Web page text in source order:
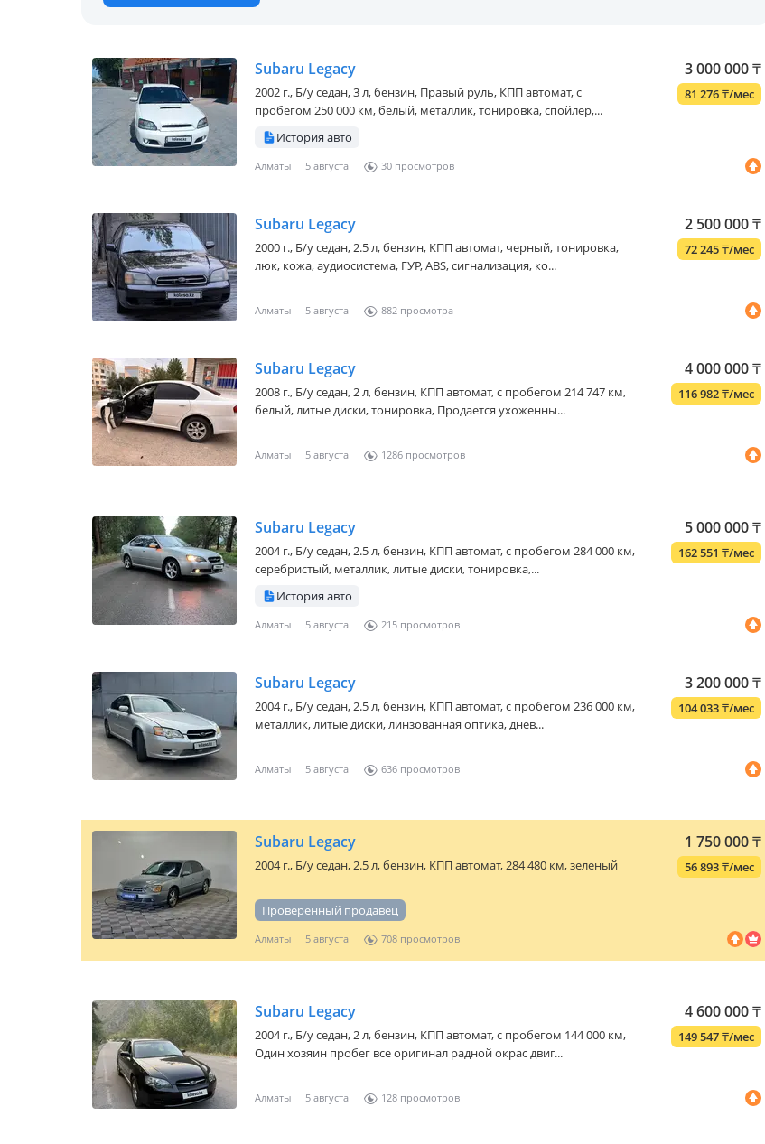
Subaru Legacy 3 000 000₸
2002 г., Б/у седан, 3 л, бензин, Правый руль, КПП автомат, с
пробегом 250 000 км, белый, металлик, тонировка, спойлер,...
81 276₸/мес
История авто
Алматы 5 августа 30
Subaru Legacy 2 500 000₸
2000 г., Б/у седан, 2.5 л, бензин, КПП автомат, черный, тонировка,
люк, кожа, аудиосистема, ГУР, ABS, сигнализация, ко...
72 245₸/мес
Алматы 5 августа 882
Subaru Legacy 4 000 000₸
2008 г., Б/у седан, 2 л, бензин, КПП автомат, с пробегом 214 747 км,
белый, литые диски, тонировка, Продается ухоженны...
116 982₸/мес
Алматы 5 августа 1286
Subaru Legacy 5 000 000₸
2004 г., Б/у седан, 2.5 л, бензин, КПП автомат, с пробегом 284 000 км,
серебристый, металлик, литые диски, тонировка,...
162 551₸/мес
История авто
Алматы 5 августа 215
Subaru Legacy 3 200 000₸
2004 г., Б/у седан, 2.5 л, бензин, КПП автомат, с пробегом 236 000 км,
металлик, литые диски, линзованная оптика, днев...
104 033₸/мес
Алматы 5 августа 636
Subaru Legacy 1 750 000₸
2004 г., Б/у седан, 2.5 л, бензин, КПП автомат, 284 480 км, зеленый 56 893₸/мес
Проверенный продавец
Алматы 5 августа 708
Subaru Legacy 4 600 000₸
2004 г., Б/у седан, 2 л, бензин, КПП автомат, с пробегом 144 000 км,
Один хозяин пробег все оригинал радной окрас двиг...
149 547₸/мес
Алматы 5 августа 128